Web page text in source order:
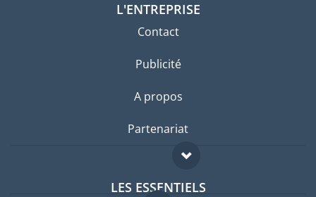
L'ENTREPRISE
Contact
Publicité
A propos
Partenariat
LES ESSENTIELS